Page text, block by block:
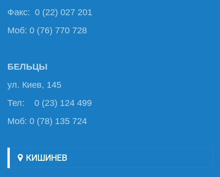
Факс: 0 (22) 027 201
Моб: 0 (76) 770 728
БЕЛЬЦЫ
ул. Киев, 145
Тел: 0 (23) 124 499
Моб: 0 (78) 135 724
КИШИНЕВ